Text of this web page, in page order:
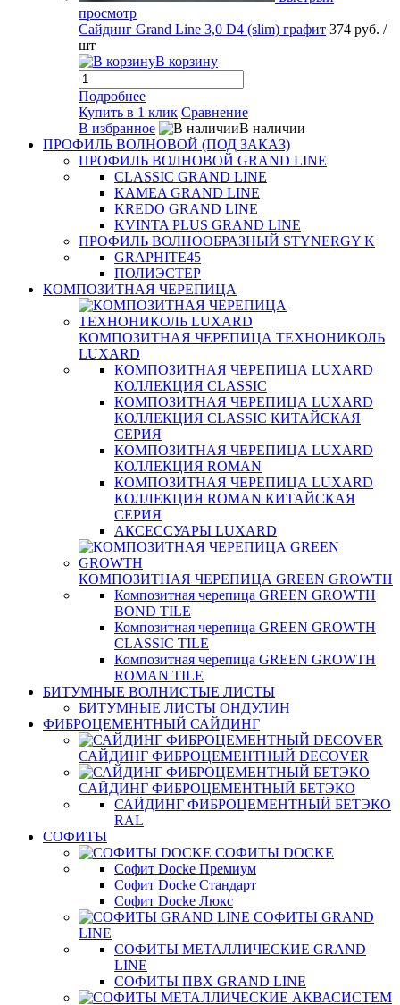
просмотр
Сайдинг Grand Line 3,0 D4 (slim) графит 374 руб. /
шт
В корзину
Подробнее
Купить в 1 клик Сравнение
В избранное
В наличии
ПРОФИЛЬ ВОЛНОВОЙ (ПОД ЗАКАЗ)
ПРОФИЛЬ ВОЛНОВОЙ GRAND LINE
CLASSIC GRAND LINE
KAMEA GRAND LINE
KREDO GRAND LINE
KVINTA PLUS GRAND LINE
ПРОФИЛЬ ВОЛНООБРАЗНЫЙ STYNERGY K
GRAPHITE45
ПОЛИЭСТЕР
КОМПОЗИТНАЯ ЧЕРЕПИЦА
КОМПОЗИТНАЯ ЧЕРЕПИЦА ТЕХНОНИКОЛЬ
LUXARD
КОМПОЗИТНАЯ ЧЕРЕПИЦА LUXARD
КОЛЛЕКЦИЯ CLASSIC
КОМПОЗИТНАЯ ЧЕРЕПИЦА LUXARD
КОЛЛЕКЦИЯ CLASSIC КИТАЙСКАЯ
СЕРИЯ
КОМПОЗИТНАЯ ЧЕРЕПИЦА LUXARD
КОЛЛЕКЦИЯ ROMAN
КОМПОЗИТНАЯ ЧЕРЕПИЦА LUXARD
КОЛЛЕКЦИЯ ROMAN КИТАЙСКАЯ
СЕРИЯ
АКСЕССУАРЫ LUXARD
КОМПОЗИТНАЯ ЧЕРЕПИЦА GREEN GROWTH
Композитная черепица GREEN GROWTH
BOND TILE
Композитная черепица GREEN GROWTH
CLASSIC TILE
Композитная черепица GREEN GROWTH
ROMAN TILE
БИТУМНЫЕ ВОЛНИСТЫЕ ЛИСТЫ
БИТУМНЫЕ ЛИСТЫ ОНДУЛИН
ФИБРОЦЕМЕНТНЫЙ САЙДИНГ
САЙДИНГ ФИБРОЦЕМЕНТНЫЙ DECOVER
САЙДИНГ ФИБРОЦЕМЕНТНЫЙ БЕТЭКО
САЙДИНГ ФИБРОЦЕМЕНТНЫЙ БЕТЭКО
RAL
СОФИТЫ
СОФИТЫ DOCKE
Софит Docke Премиум
Софит Docke Стандарт
Софит Docke Люкс
СОФИТЫ GRAND
LINE
СОФИТЫ МЕТАЛЛИЧЕСКИЕ GRAND
LINE
СОФИТЫ ПВХ GRAND LINE